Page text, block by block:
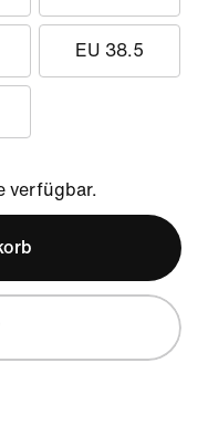
EU 38.5
verfügbar.